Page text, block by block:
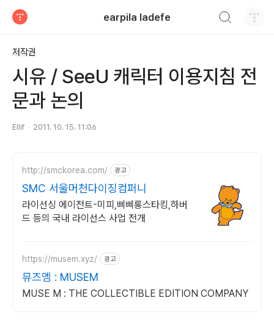
earpila ladefe
저작권
시유 / SeeU 캐릭터 이용지침 전
문과 논의
Ellif 2011. 10. 15. 11:06
http://smckorea.com/ 광고
SMC 서울머천다이징컴퍼니
라이선싱 에이전트-미피,삐삐롱스타킹,하버
드 등의 국내 라이선스 사업 전개
https://musem.xyz/ 광고
뮤즈엠 : MUSEM
MUSE M : THE COLLECTIBLE EDITION COMPANY